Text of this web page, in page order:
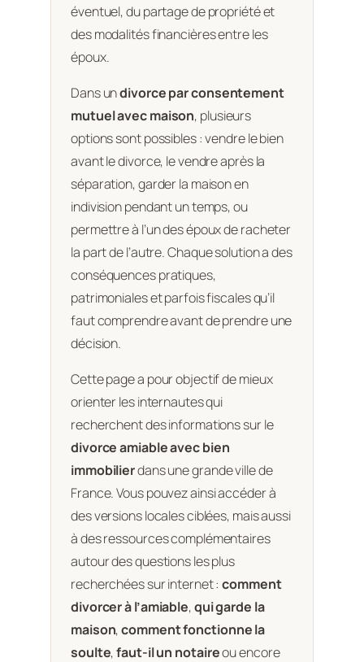
éventuel, du partage de propriété et
des modalités financières entre les
époux.
Dans undivorce par consentement
mutuel avec maison, plusieurs
options sont possibles : vendre le bien
avant le divorce, le vendre après la
séparation, garder la maison en
indivision pendant un temps, ou
permettre à l’un des époux de racheter
la part de l’autre. Chaque solution a des
conséquences pratiques,
patrimoniales et parfois fiscales qu’il
faut comprendre avant de prendre une
décision.
Cette page a pour objectif de mieux
orienter les internautes qui
recherchent des informations sur le
divorce amiable avec bien
immobilierdans une grande ville de
France. Vous pouvez ainsi accéder à
des versions locales ciblées, mais aussi
à des ressources complémentaires
autour des questions les plus
recherchées sur internet :comment
divorcer à l’amiable,qui garde la
maison,comment fonctionne la
soulte,faut-il un notaireou encore